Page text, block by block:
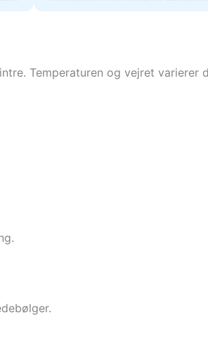
Temperaturen og vejret